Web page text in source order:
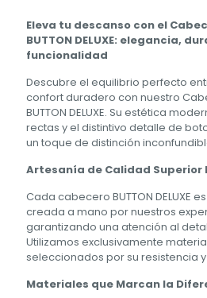
Eleva tu descanso con el
BUTTON DELUXE: elegancia,
funcionalidad
Descubre el equilibrio perfecto
confort duradero con nuestro
BUTTON DELUXE. Su estética
rectas y el distintivo detalle de
un toque de distinción
Artesanía de Calidad Superior
Cada cabecero BUTTON DELUXE
creada a mano por nuestros
garantizando una atención al
Utilizamos exclusivamente
seleccionados por su resistencia
Materiales que Marcan la